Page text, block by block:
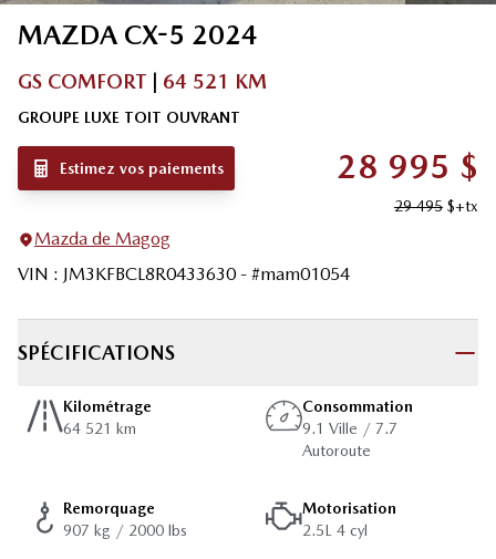
MAZDA CX-5 2024
GS COMFORT 64 521 KM
GROUPE LUXE TOIT OUVRANT
28 995 $
29 495$+tx
Estimez vos paiements
Mazda de Magog
VIN : JM3KFBCL8R0433630 - #mam01054
SPÉCIFICATIONS
Kilométrage
64 521 km
Consommation
9.1 Ville / 7.7
Autoroute
Remorquage
907 kg / 2000 lbs
Motorisation
2.5L 4 cyl